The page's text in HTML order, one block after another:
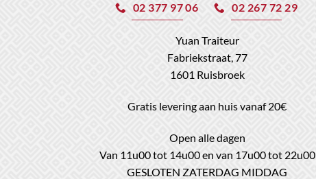
02 377 97 06 02 267 72 29
Yuan Traiteur
Fabriekstraat, 77
1601 Ruisbroek
Gratis levering aan huis vanaf 20€
Open alle dagen
Van 11u00 tot 14u00 en van 17u00 tot 22u00
GESLOTEN ZATERDAG MIDDAG